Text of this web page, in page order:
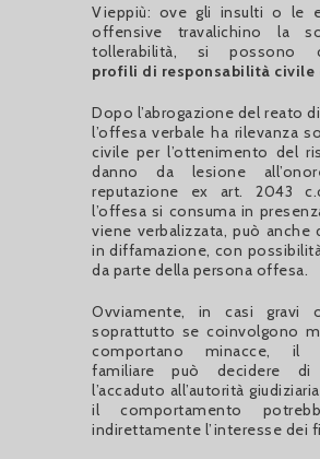
Vieppiù: ove gli insulti o le
offensive travalichino la
tollerabilità, si possono
profili di responsabilità civile
Dopo l’abrogazione del reato
l’offesa verbale ha rilevanza
civile per l’ottenimento del
danno da lesione
reputazione ex art. 2043
l’offesa si consuma in
viene verbalizzata, può anche
in diffamazione, con
da parte della persona offesa.
Ovviamente, in casi gravi
soprattutto se coinvolgono
comportano minacce, il
familiare può decidere di
l’accaduto all’autorità
il comportamento
indirettamente l’interesse dei